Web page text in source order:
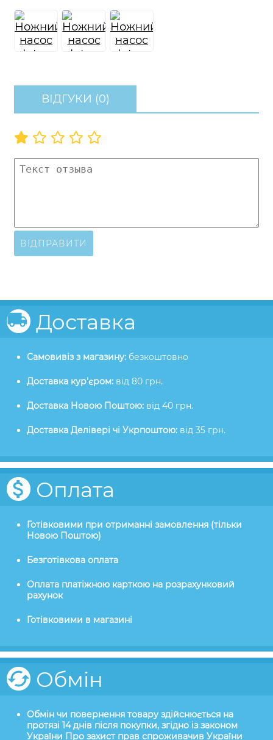
ВІДГУКИ (0)
ВІДПРАВИТИ
Доставка
Самовивіз з магазину: безкоштовно
Доставка кур'єром: від 80 грн.
Доставка Новою Поштою: від 40 грн.
Доставка Делівері чі Укрпоштою: від 35 грн.
Оплата
Готівковими при отриманні замовлення (тільки
Новою Поштою)
Безготівкова оплата
Оплата платіжною карткою на розрахунковий
рахунок
Готівковими в магазині
Обмін
Обмін чи повернення товару здійснюється на
протязі 14 днів після покупки, згідно із законом
України Про захист прав спроживачив України